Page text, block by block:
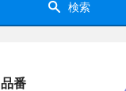
検索
品番